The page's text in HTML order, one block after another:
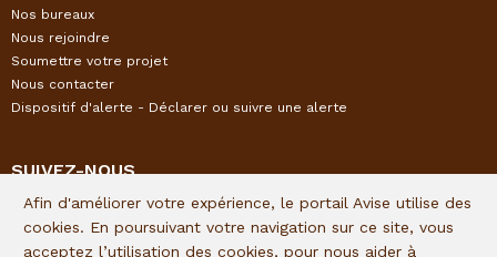
Nos bureaux
Nous rejoindre
Soumettre votre projet
Nous contacter
Dispositif d'alerte - Déclarer ou suivre une alerte
SUIVEZ-NOUS
Restez informés de l'actualité I&P en vous inscrivant à notre
newsletter trimestrielle :
Afin d'améliorer votre expérience, le portail Avise utilise des
cookies. En poursuivant votre navigation sur ce site, vous
acceptez l’utilisation des cookies, pour nous aider à